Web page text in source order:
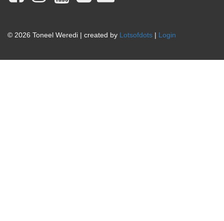
© 2026 Toneel Weredi | created by Lotsofdots | Login